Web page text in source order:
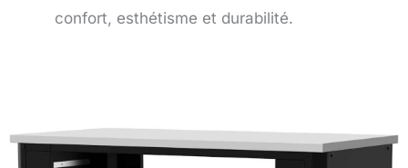
confort, esthétisme et durabilité.